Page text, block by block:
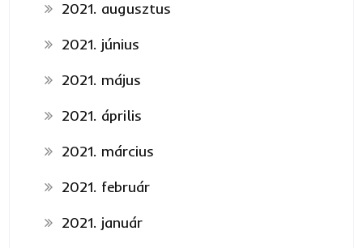
2021. augusztus
2021. június
2021. május
2021. április
2021. március
2021. február
2021. január